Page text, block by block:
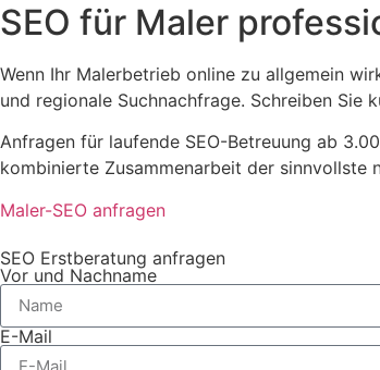
SEO für Maler
Wenn Ihr Malerbetrieb online zu allgemein
und regionale Suchnachfrage. Schreiben Sie
Anfragen für laufende SEO-Betreuung ab
kombinierte Zusammenarbeit der sinnvollste
Maler-SEO anfragen
SEO Erstberatung anfragen
Vor und Nachname
E-Mail